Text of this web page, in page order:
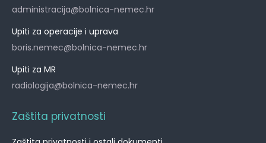
administracija@bolnica-nemec.hr
Upiti za operacije i uprava
boris.nemec@bolnica-nemec.hr
Upiti za MR
radiologija@bolnica-nemec.hr
Zaštita privatnosti